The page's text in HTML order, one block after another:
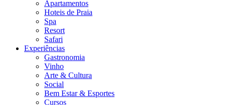
Apartamentos
Hoteis de Praia
Spa
Resort
Safari
Experiências
Gastronomia
Vinho
Arte & Cultura
Social
Bem Estar & Esportes
Cursos